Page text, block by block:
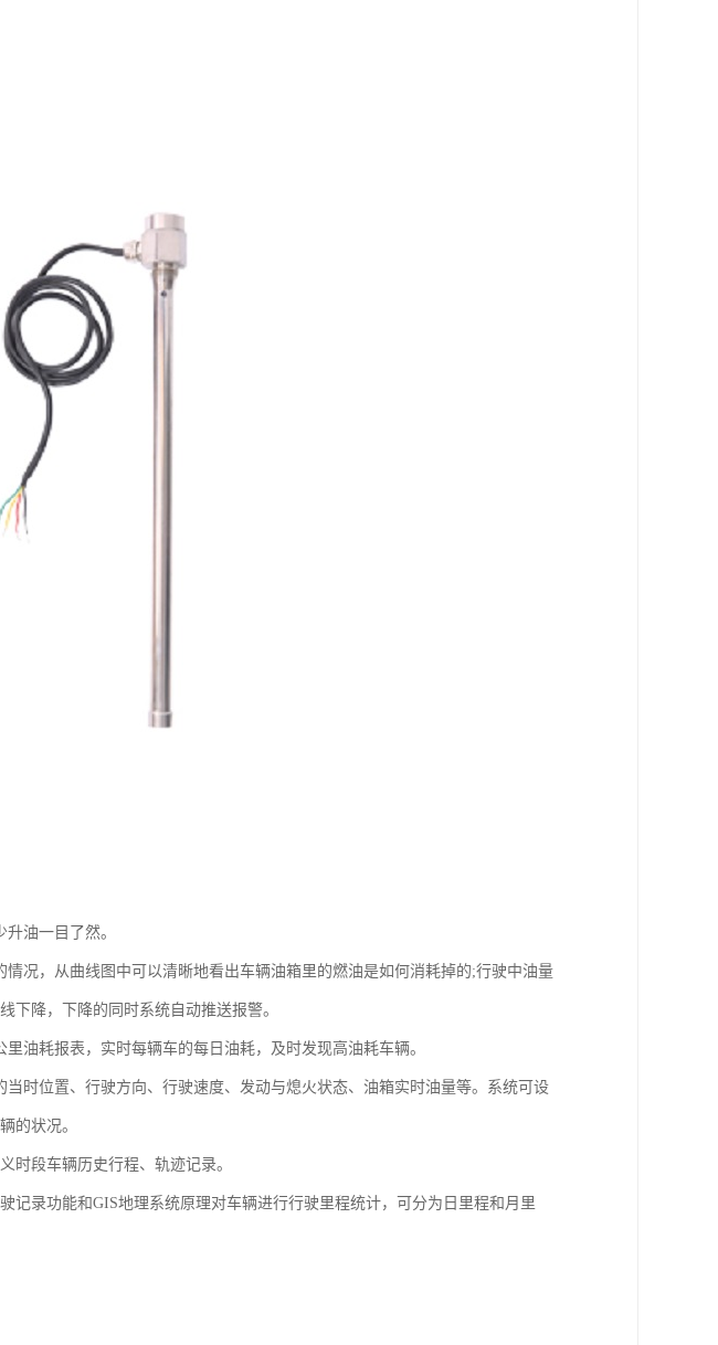
油一目了然。
况，从曲线图中可以清晰地看出车辆油箱里的燃油是如何消耗掉的;行驶中油量
下降，下降的同时系统自动推送报警。
油耗报表，实时每辆车的每日油耗，及时发现高油耗车辆。
时位置、行驶方向、行驶速度、发动与熄火状态、油箱实时油量等。系统可设
的状况。
时段车辆历史行程、轨迹记录。
记录功能和GIS地理系统原理对车辆进行行驶里程统计，可分为日里程和月里